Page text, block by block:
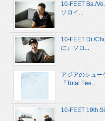
10-FEET Ba./
ソロイ...
10-FEET Dr./
に』ソロ...
アジアのシュー
『Total Fee...
10-FEET 19th